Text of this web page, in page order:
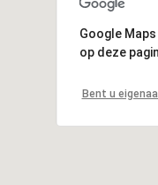
Google
op deze
Bent u